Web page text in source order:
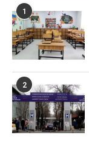
1
2